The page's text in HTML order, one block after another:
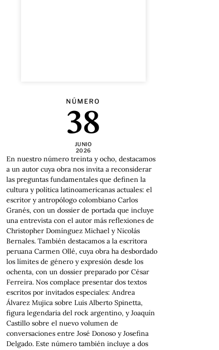
NÚMERO
38
JUNIO
2026
En nuestro número treinta y ocho, destacamos
a un autor cuya obra nos invita a reconsiderar
las preguntas fundamentales que definen la
cultura y política latinoamericanas actuales: el
escritor y antropólogo colombiano Carlos
Granés, con un dossier de portada que incluye
una entrevista con el autor más reflexiones de
Christopher Domínguez Michael y Nicolás
Bernales. También destacamos a la escritora
peruana Carmen Ollé, cuya obra ha desbordado
los límites de género y expresión desde los
ochenta, con un dossier preparado por César
Ferreira. Nos complace presentar dos textos
escritos por invitados especiales: Andrea
Álvarez Mujica sobre Luis Alberto Spinetta,
figura legendaria del rock argentino, y Joaquín
Castillo sobre el nuevo volumen de
conversaciones entre José Donoso y Josefina
Delgado. Este número también incluye a dos